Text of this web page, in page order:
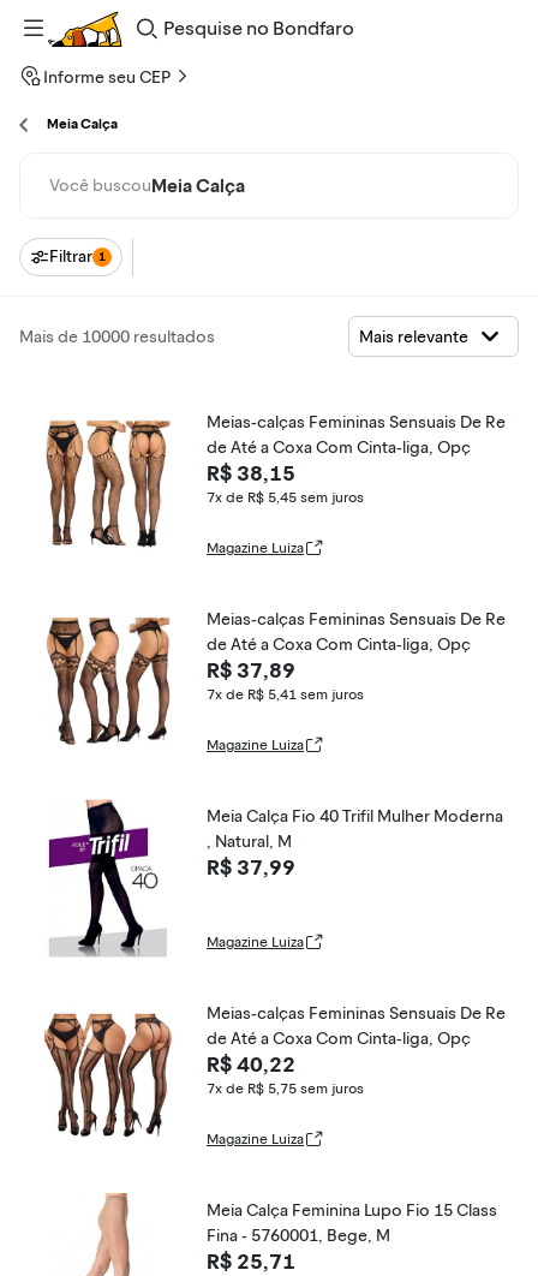
Pesquise
Bondfaro
Informe seu CEP
Meia Calça
Você buscouMeia Calça
Filtrar 1
Mais de 10000 resultados
Meias-calças Femininas Sensuais De Re
de Até a Coxa Com Cinta-liga, Opç
R$ 38,15
7x de R$ 5,45 sem juros
Magazine Luiza
Meias-calças Femininas Sensuais De Re
de Até a Coxa Com Cinta-liga, Opç
R$ 37,89
7x de R$ 5,41 sem juros
Magazine Luiza
Meia Calça Fio 40 Trifil Mulher Moderna
, Natural, M
R$ 37,99
Magazine Luiza
Meias-calças Femininas Sensuais De Re
de Até a Coxa Com Cinta-liga, Opç
R$ 40,22
7x de R$ 5,75 sem juros
Magazine Luiza
Meia Calça Feminina Lupo Fio 15 Class
Fina - 5760001, Bege, M
R$ 25,71